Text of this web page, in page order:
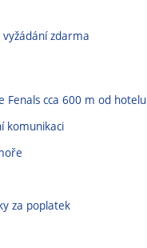
zdarma
Fenals cca 600 m od hotelu
komunikaci
za poplatek